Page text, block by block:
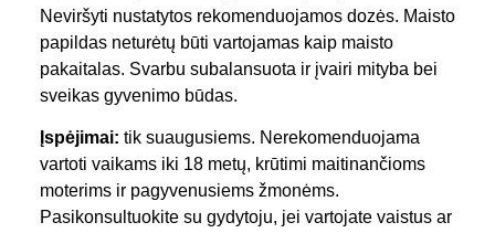
Neviršyti nustatytos rekomenduojamos dozės. Maisto
papildas neturėtų būti vartojamas kaip maisto
pakaitalas. Svarbu subalansuota ir įvairi mityba bei
sveikas gyvenimo būdas.
Įspėjimai: tik suaugusiems. Nerekomenduojama
vartoti vaikams iki 18 metų, krūtimi maitinančioms
moterims ir pagyvenusiems žmonėms.
Pasikonsultuokite su gydytoju, jei vartojate vaistus ar